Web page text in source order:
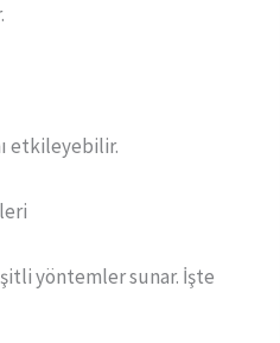
etkileyebilir.
yöntemler sunar. İşte